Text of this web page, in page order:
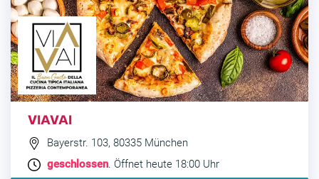
VIAVAI
Bayerstr. 103, 80335 München
geschlossen . Öffnet heute 18:00 Uhr